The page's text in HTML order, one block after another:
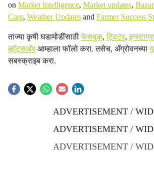
on Market Intelligence, Market updates,
Care, Weather Updates and Farmer Success
ताज्या कृषी घडामोडींसाठीफेसबुक,ट्विटर,
व्हॉट्सॲप आम्हाला फॉलो करा. तसेच, ॲग्रोवनच्या
सबस्क्राइब करा.
ADVERTISEMENT /
ADVERTISEMENT /
ADVERTISEMENT /